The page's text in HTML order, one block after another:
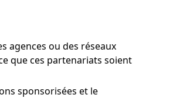
agences ou des réseaux
que ces partenariats soient
sponsorisées et le